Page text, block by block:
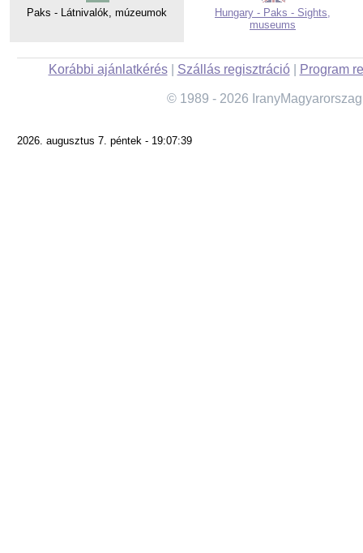
Paks - Látnivalók, múzeumok
Hungary - Paks - Sights,
museums
Korábbi ajánlatkérés| Szállás regisztráció| Program
© 1989 - 2026
2026. augusztus 7. péntek - 19:07:39